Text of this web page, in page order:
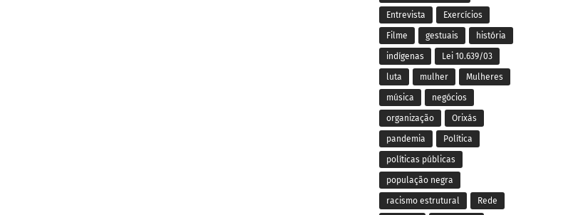
Entrevista Exercícios
Filme gestuais história
indígenas Lei 10.639/03
luta mulher Mulheres
música negócios
organização Orixás
pandemia Política
políticas públicas
população negra
racismo estrutural Rede